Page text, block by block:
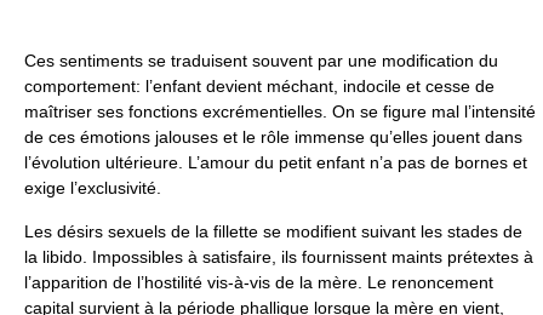
Ces sentiments se traduisent souvent par une modification du
comportement: l’enfant devient méchant, indocile et cesse de
maîtriser ses fonctions excrémentielles. On se figure mal l’intensité
de ces émotions jalouses et le rôle immense qu’elles jouent dans
l’évolution ultérieure. L’amour du petit enfant n’a pas de bornes et
exige l’exclusivité.
Les désirs sexuels de la fillette se modifient suivant les stades de
la libido. Impossibles à satisfaire, ils fournissent maints prétextes à
l’apparition de l’hostilité vis-à-vis de la mère. Le renoncement
capital survient à la période phallique lorsque la mère en vient,